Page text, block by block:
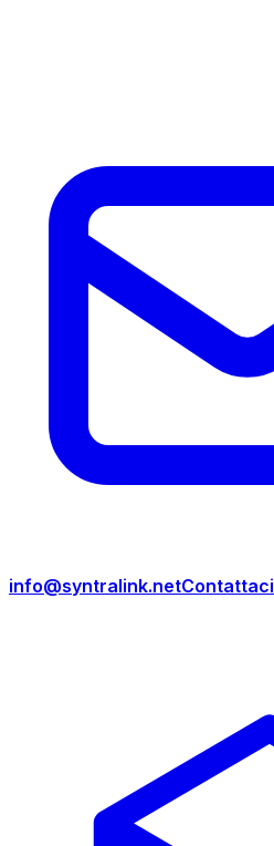
info@syntralink.netContattaci